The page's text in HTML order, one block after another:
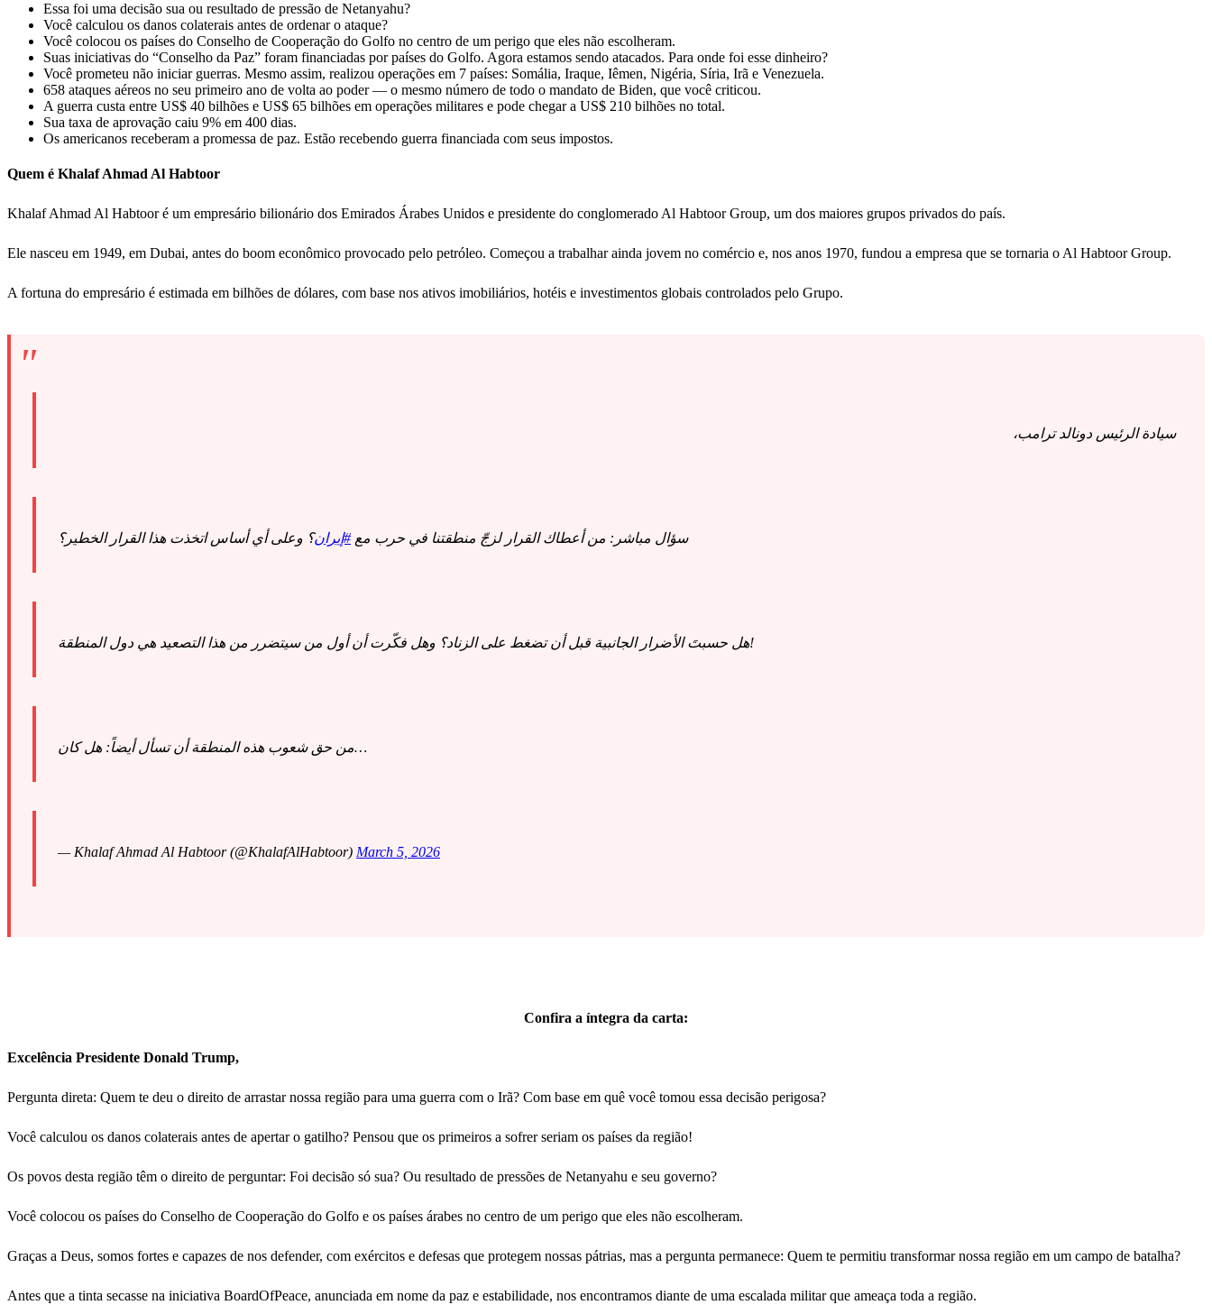
Essa foi uma decisão sua ou resultado de pressão de Netanyahu?
Você calculou os danos colaterais antes de ordenar o ataque?
Você colocou os países do Conselho de Cooperação do Golfo no centro de um perigo que eles não escolheram.
Suas iniciativas do “Conselho da Paz” foram financiadas por países do Golfo. Agora estamos sendo atacados. Para onde foi esse dinheiro?
Você prometeu não iniciar guerras. Mesmo assim, realizou operações em 7 países: Somália, Iraque, Iêmen, Nigéria, Síria, Irã e Venezuela.
658 ataques aéreos no seu primeiro ano de volta ao poder — o mesmo número de todo o mandato de Biden, que você criticou.
A guerra custa entre US$ 40 bilhões e US$ 65 bilhões em operações militares e pode chegar a US$ 210 bilhões no total.
Sua taxa de aprovação caiu 9% em 400 dias.
Os americanos receberam a promessa de paz. Estão recebendo guerra financiada com seus impostos.
Quem é Khalaf Ahmad Al Habtoor
Khalaf Ahmad Al Habtoor é um empresário bilionário dos Emirados Árabes Unidos e presidente do conglomerado Al Habtoor Group, um dos maiores grupos privados do país.
Ele nasceu em 1949, em Dubai, antes do boom econômico provocado pelo petróleo. Começou a trabalhar ainda jovem no comércio e, nos anos 1970, fundou a empresa que se tornaria o Al Habtoor Group.
A fortuna do empresário é estimada em bilhões de dólares, com base nos ativos imobiliários, hotéis e investimentos globais controlados pelo Grupo.
سيادة الرئيس دونالد ترامب،
سؤال مباشر: من أعطاك القرار لزجّ منطقتنا في حرب مع#إيران؟ وعلى أي أساس اتخذت هذا القرار الخطير؟
هل حسبتَ الأضرار الجانبية قبل أن تضغط على الزناد؟ وهل فكّرت أن أول من سيتضرر من هذا التصعيد هي دول المنطقة!
من حق شعوب هذه المنطقة أن تسأل أيضاً: هل كان…
— Khalaf Ahmad Al Habtoor (@KhalafAlHabtoor) March 5, 2026
Confira a íntegra da carta:
Excelência Presidente Donald Trump,
Pergunta direta: Quem te deu o direito de arrastar nossa região para uma guerra com o Irã? Com base em quê você tomou essa decisão perigosa?
Você calculou os danos colaterais antes de apertar o gatilho? Pensou que os primeiros a sofrer seriam os países da região!
Os povos desta região têm o direito de perguntar: Foi decisão só sua? Ou resultado de pressões de Netanyahu e seu governo?
Você colocou os países do Conselho de Cooperação do Golfo e os países árabes no centro de um perigo que eles não escolheram.
Graças a Deus, somos fortes e capazes de nos defender, com exércitos e defesas que protegem nossas pátrias, mas a pergunta permanece: Quem te permitiu transformar nossa região em um campo de batalha?
Antes que a tinta secasse na iniciativa BoardOfPeace, anunciada em nome da paz e estabilidade, nos encontramos diante de uma escalada militar que ameaça toda a região.